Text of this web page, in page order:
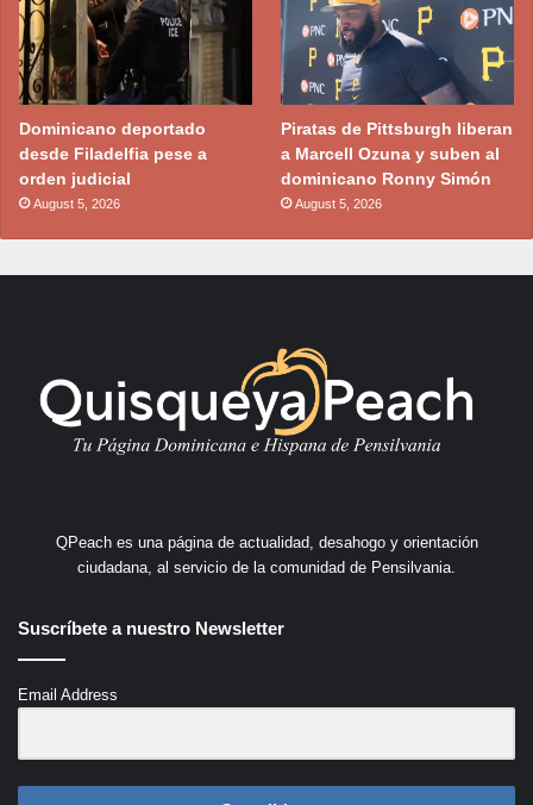
Dominicano deportado
desde Filadelfia pese a
orden judicial
August 5, 2026
Piratas de Pittsburgh liberan
a Marcell Ozuna y suben al
dominicano Ronny Simón
August 5, 2026
QPeach es una página de actualidad, desahogo y orientación
ciudadana, al servicio de la comunidad de Pensilvania.
Suscríbete a nuestro Newsletter
Email Address